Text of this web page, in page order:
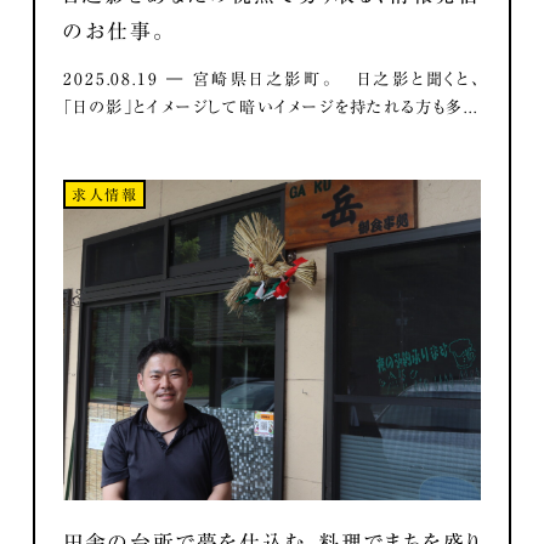
のお仕事。
2025.08.19 ― 宮崎県日之影町。 日之影と聞くと、
「日の影」とイメージして暗いイメージを持たれる方も多...
求人情報